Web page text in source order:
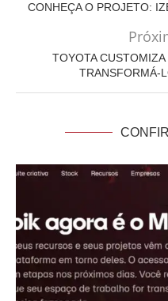
CONHEÇA O PROJETO:
TOYOTA
TRANSFORMÁ-